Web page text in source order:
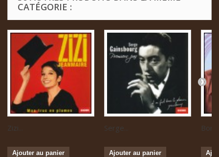
CATÉGORIE :
Zizi...
Ajouter au panier
Serge...
Ajouter au panier